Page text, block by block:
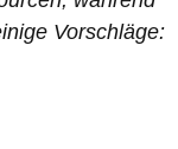
Vorschläge: